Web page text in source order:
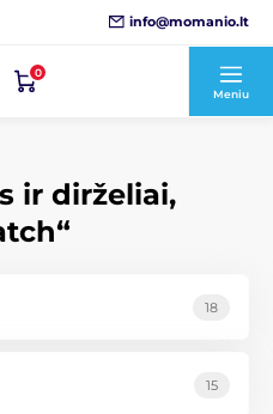
info@momanio.lt
0
Meniu
ir dirželiai,
18
15